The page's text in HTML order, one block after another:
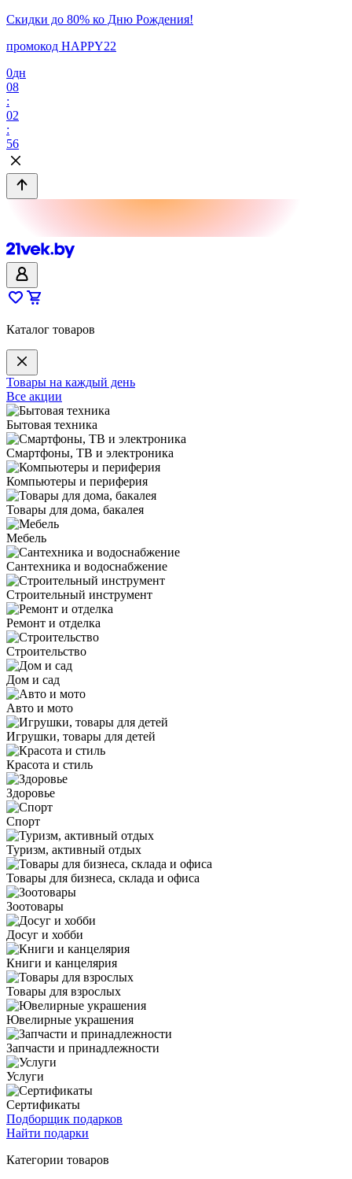
Скидки до 80% ко Дню Рождения!
промокод HAPPY22
0дн
08
:
02
:
56
Каталог товаров
Товары на каждый день
Все акции
Бытовая техника
Смартфоны, ТВ и электроника
Компьютеры и периферия
Товары для дома, бакалея
Мебель
Сантехника и водоснабжение
Строительный инструмент
Ремонт и отделка
Строительство
Дом и сад
Авто и мото
Игрушки, товары для детей
Красота и стиль
Здоровье
Спорт
Туризм, активный отдых
Товары для бизнеса, склада и офиса
Зоотовары
Досуг и хобби
Книги и канцелярия
Товары для взрослых
Ювелирные украшения
Запчасти и принадлежности
Услуги
Сертификаты
Подборщик подарков
Найти подарки
Категории товаров